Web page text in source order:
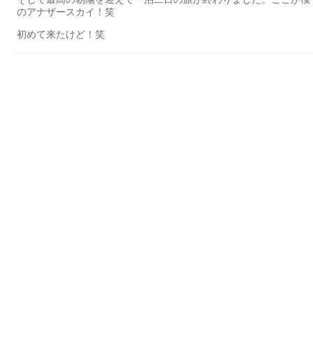
のアナザースカイ！笑
初めて来たけど！笑